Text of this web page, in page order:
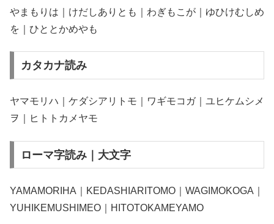
やまもりは｜けだしありとも｜わぎもこが｜ゆひけむしめ
を｜ひととかめやも
カタカナ読み
ヤマモリハ｜ケダシアリトモ｜ワギモコガ｜ユヒケムシメ
ヲ｜ヒトトカメヤモ
ローマ字読み｜大文字
YAMAMORIHA｜KEDASHIARITOMO｜WAGIMOKOGA｜
YUHIKEMUSHIMEO｜HITOTOKAMEYAMO